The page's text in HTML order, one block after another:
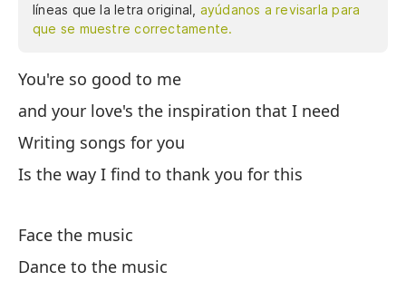
líneas que la letra original, ayúdanos a revisarla para
que se muestre correctamente.
You're so good to me
and your love's the inspiration that I need
Writing songs for you
Is the way I find to thank you for this
Face the music
Dance to the music